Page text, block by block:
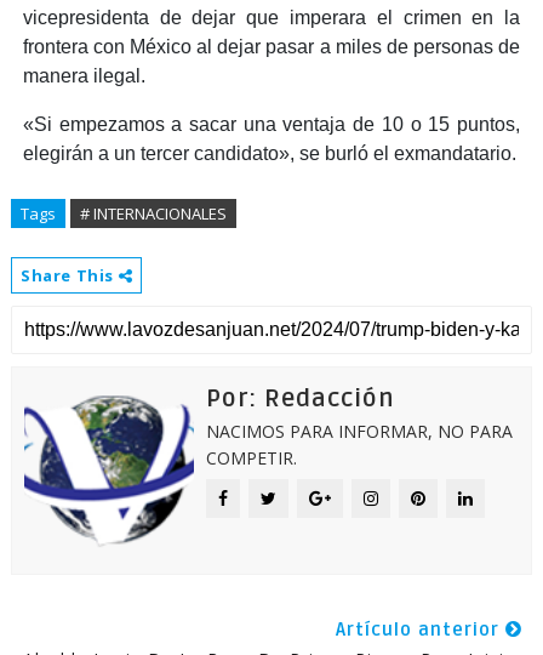
vicepresidenta de dejar que imperara el crimen en la
frontera con México al dejar pasar a miles de personas de
manera ilegal.
«Si empezamos a sacar una ventaja de 10 o 15 puntos,
elegirán a un tercer candidato», se burló el exmandatario.
Tags # INTERNACIONALES
Share This
Por: Redacción
NACIMOS PARA INFORMAR, NO PARA
COMPETIR.
Artículo anterior